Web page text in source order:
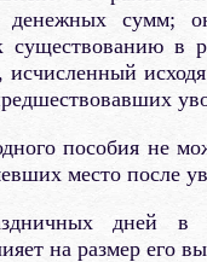
денежных сумм;
существованию в
пособия не
место после
дней
на размер его